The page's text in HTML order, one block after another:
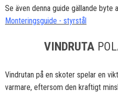
Se även denna guide gällande byte
Monteringsguide - styrstål
VINDRUTA
Vindrutan på en skoter spelar en
varmare, eftersom den kraftigt